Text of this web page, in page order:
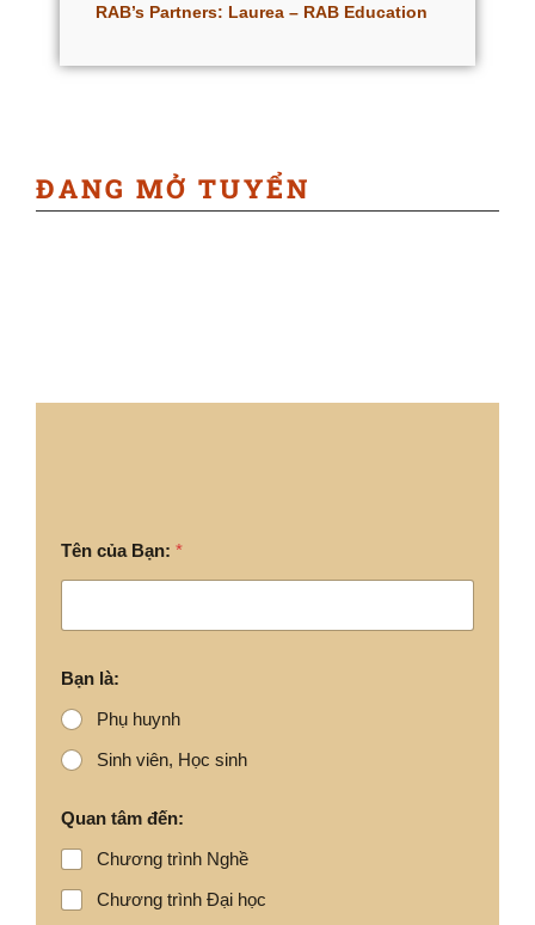
RAB’s Partners: Laurea – RAB Education
ĐANG MỞ TUYỂN
Tên của Bạn: *
Bạn là:
Phụ huynh
Sinh viên, Học sinh
Quan tâm đến:
Chương trình Nghề
Chương trình Đại học